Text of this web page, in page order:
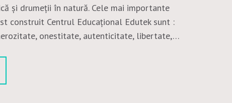
și drumeții în natură. Cele mai importante
construit Centrul Educațional Edutek sunt :
onestitate, autenticitate, libertate,…